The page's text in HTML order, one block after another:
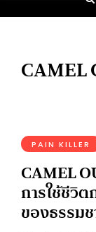
CAMEL
PAIN KILLER
CAMEL
การใช้ชีวิ
ของธรรม